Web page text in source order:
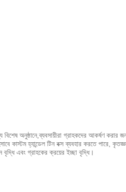
বিশেষ অনুষ্ঠানে,ব্যবসায়ীরা গ্রাহকদের আকর্ষণ
কাস্টম হ্যান্ডেল টিন বক্স ব্যবহার করতে পারে,
বৃদ্ধি এবং গ্রাহকের ক্রয়ের ইচ্ছা বৃদ্ধি।